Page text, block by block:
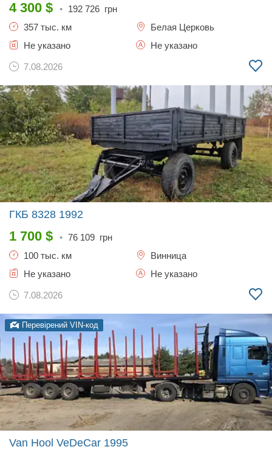
4 300 $ • 192 726 грн
357 тыс. км
Белая Церковь
Не указано
Не указано
7.08.2026
ГКБ 8328 1992
1 700 $ • 76 109 грн
100 тыс. км
Винница
Не указано
Не указано
7.08.2026
Перевірений VIN-код
Van Hool VeDeCar 1995